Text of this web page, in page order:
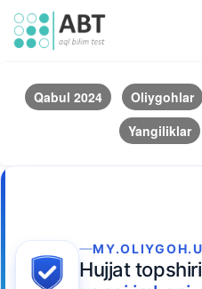
Qabul 2024 Oliygohlar
Yangiliklar
Hujjat